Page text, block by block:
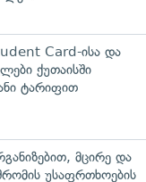
Card-ისა და
ქუთაისში
ტარიფით
მცირე და
უსაფრთხოების